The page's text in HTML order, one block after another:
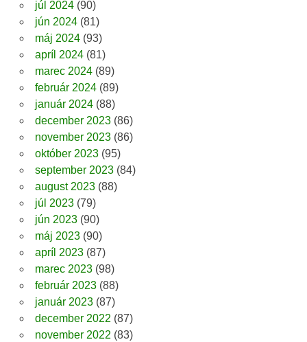
júl 2024(90)
jún 2024(81)
máj 2024(93)
apríl 2024(81)
marec 2024(89)
február 2024(89)
január 2024(88)
december 2023(86)
november 2023(86)
október 2023(95)
september 2023(84)
august 2023(88)
júl 2023(79)
jún 2023(90)
máj 2023(90)
apríl 2023(87)
marec 2023(98)
február 2023(88)
január 2023(87)
december 2022 (87)
november 2022 (83)